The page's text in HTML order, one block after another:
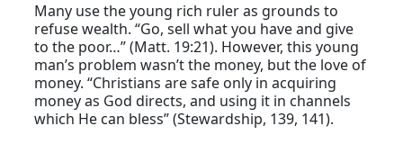
Many use the young rich ruler as grounds to
refuse wealth. “Go, sell what you have and give
to the poor…” (Matt. 19:21). However, this young
man’s problem wasn’t the money, but the love of
money. “Christians are safe only in acquiring
money as God directs, and using it in channels
which He can bless” (Stewardship, 139, 141).